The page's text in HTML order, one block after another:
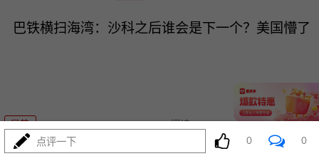
巴铁横扫海湾：沙科之后谁会是下一个？美国懵了
最热 阅读 17939 07-31
点评一下 0 0